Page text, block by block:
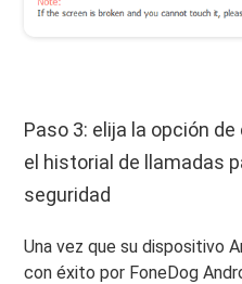
Paso 3: elija la opción
el historial de llamadas
seguridad
Una vez que su dispositivo
con éxito por FoneDog